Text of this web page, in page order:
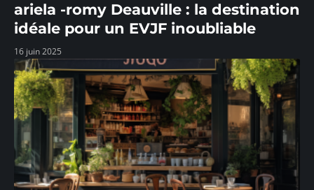
ariela -romy Deauville : la destination
idéale pour un EVJF inoubliable
16 juin 2025